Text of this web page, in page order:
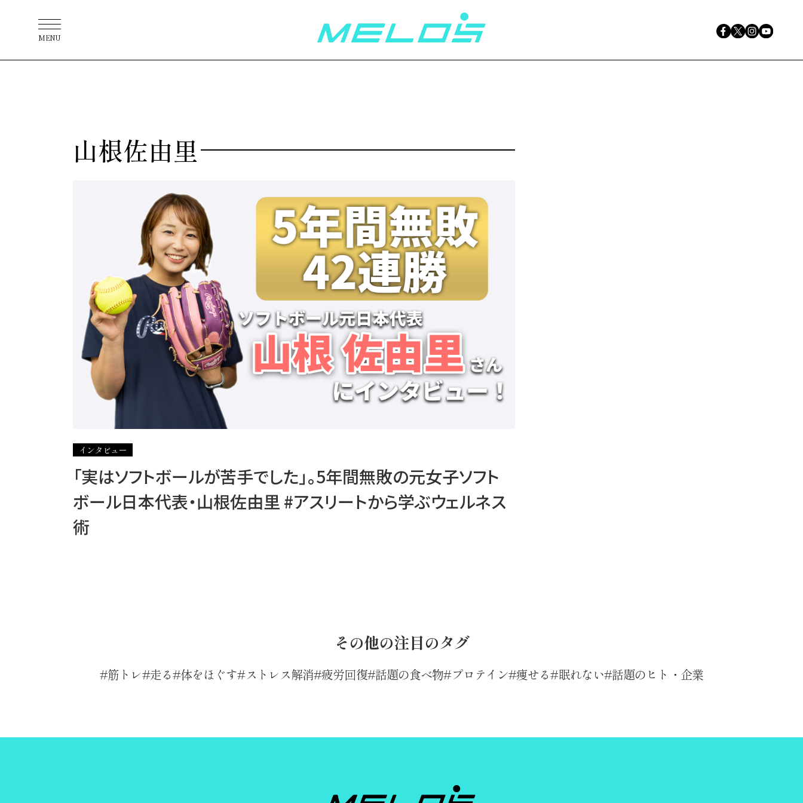
MENU
山根佐由里
インタビュー
「実はソフトボールが苦手でした」。5年間無敗の元女子ソフト
ボール日本代表・山根佐由里 #アスリートから学ぶウェルネス
術
その他の注目のタグ
筋トレ 走る 体をほぐす ストレス解消 疲労回復 話題の食べ物 プロテイン 痩せる 眠れない 話題のヒト・企業